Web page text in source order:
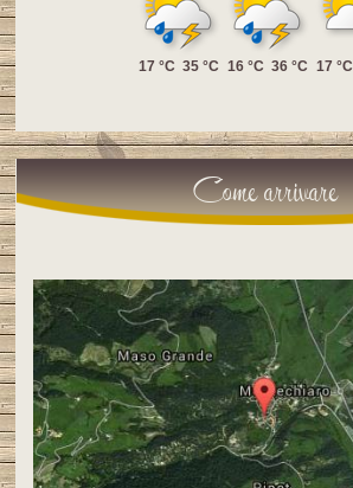
17 °C 35 °C 16 °C 36 °C 17 °C
Come arrivare